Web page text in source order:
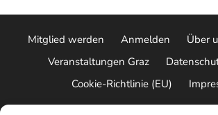
Mitglied werden Anmelden Über
Veranstaltungen Graz
Cookie-Richtlinie (EU)